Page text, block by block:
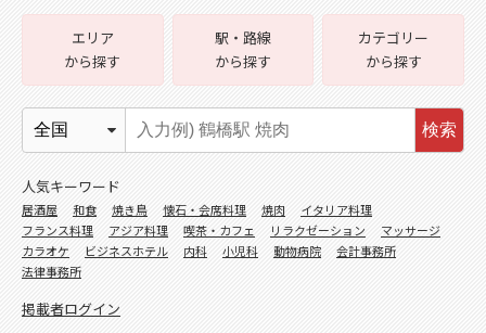
エリア
から探す
駅・路線
から探す
カテゴリー
から探す
検索
人気キーワード
居酒屋 和食 焼き鳥 懐石・会席料理 焼肉
イタリア料理
フランス料理
アジア料理 喫茶・カフェ リラクゼーション
マッサージ
カラオケ
ビジネスホテル 内科 小児科 動物病院
会計事務所
法律事務所
掲載者ログイン